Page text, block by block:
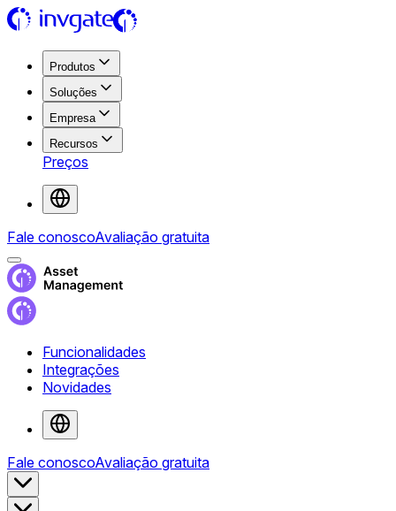
Produtos
Soluções
Empresa
Recursos
Preços
Fale conoscoAvaliação gratuita
Funcionalidades
Integrações
Novidades
Fale conoscoAvaliação gratuita